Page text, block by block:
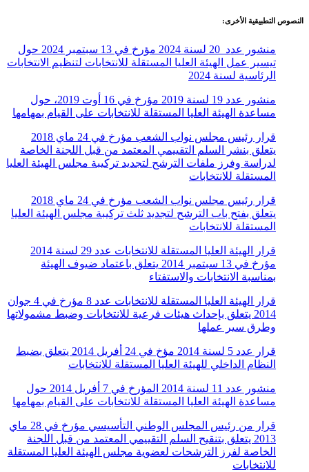
النصوص التطبيقية الأخرى:
منشور عدد 20 لسنة 2024 مؤرخ في 13 سبتمبر 2024 حول
تيسير عمل الهيئة العليا المستقلة للانتخابات لتنظيم الانتخابات
الرئاسية لسنة 2024
منشور عدد 19 لسنة 2019 مؤرخ في 16 أوت 2019، حول
مساعدة الهيئة العليا المستقلة للانتخابات على القيام بمهامها
قرار رئيس مجلس نواب الشعب مؤرخ في 24 ماي 2018
يتعلق بنشر السلم التقييمي المعتمد من قبل اللجنة الخاصة
لدراسة وفرز ملفات الترشح لتجديد تركيبة مجلس الهيئة العليا
المستقلة للانتخابات
قرار رئيس مجلس نواب الشعب مؤرخ في 24 ماي 2018
يتعلق بفتح باب الترشح لتجديد ثلث تركيبة مجلس الهيئة العليا
المستقلة للانتخابات
قرار الهيئة العليا المستقلة للانتخابات عدد 29 لسنة 2014
مؤرخ في 13 سبتمبر 2014 يتعلق باعتماد ضيوف الهيئة
بمناسبة الانتخابات والاستفتاء
قرار الهيئة العليا المستقلة للانتخابات عدد 8 مؤرخ في 4 جوان
2014 يتعلق بإحداث هيئات فرعية للانتخابات وضبط مشمولاتها
وطرق سير عملها
قرار عدد 5 ‏لسنة 2014 ‏مؤخ في 24 ‏أفريل 2014 ‏يتعلق بضبط
النظام الداخلي للهيئة العليا المستقلة للانتخابات
منشور عدد 11 لسنة 2014 المؤرخ في 7 أفريل 2014 حول
مساعدة الهيئة العليا المستقلة للانتخابات على القيام بمهامها
قرار من رئيس المجلس الوطني التأسيسي مؤرخ في 28 ماي
2013 يتعلق بتنقيح السلم التقييمي المعتمد من قبل اللجنة
الخاصة لفرز الترشحات لعضوية مجلس الهيئة العليا المستقلة
للانتخابات